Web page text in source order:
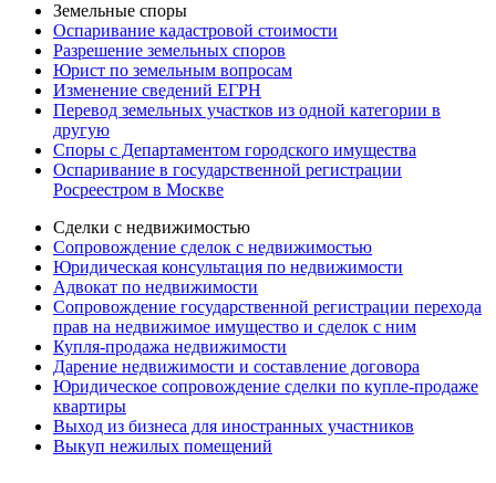
Земельные споры
Оспаривание кадастровой стоимости
Разрешение земельных споров
Юрист по земельным вопросам
Изменение сведений ЕГРН
Перевод земельных участков из одной категории в
другую
Споры с Департаментом городского имущества
Оспаривание в государственной регистрации
Росреестром в Москве
Сделки с недвижимостью
Сопровождение сделок с недвижимостью
Юридическая консультация по недвижимости
Адвокат по недвижимости
Сопровождение государственной регистрации перехода
прав на недвижимое имущество и сделок с ним
Купля-продажа недвижимости
Дарение недвижимости и составление договора
Юридическое сопровождение сделки по купле-продаже
квартиры
Выход из бизнеса для иностранных участников
Выкуп нежилых помещений